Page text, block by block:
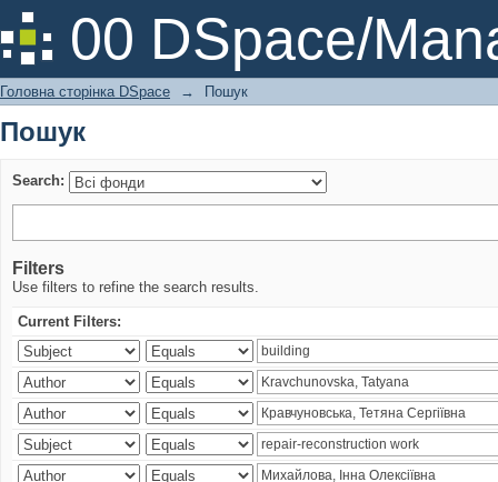
00 DSpace/
Пошук
Головна сторінка DSpace → Пошук
Пошук
Search:
Filters
Use filters to refine the search results.
Current Filters: